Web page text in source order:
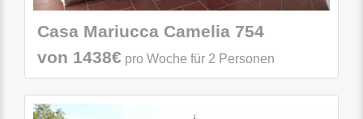
Casa Mariucca Camelia 754
von 1438€ pro Woche für 2 Personen